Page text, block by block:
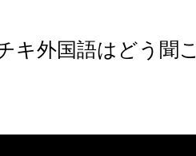
キ外国語はどう聞